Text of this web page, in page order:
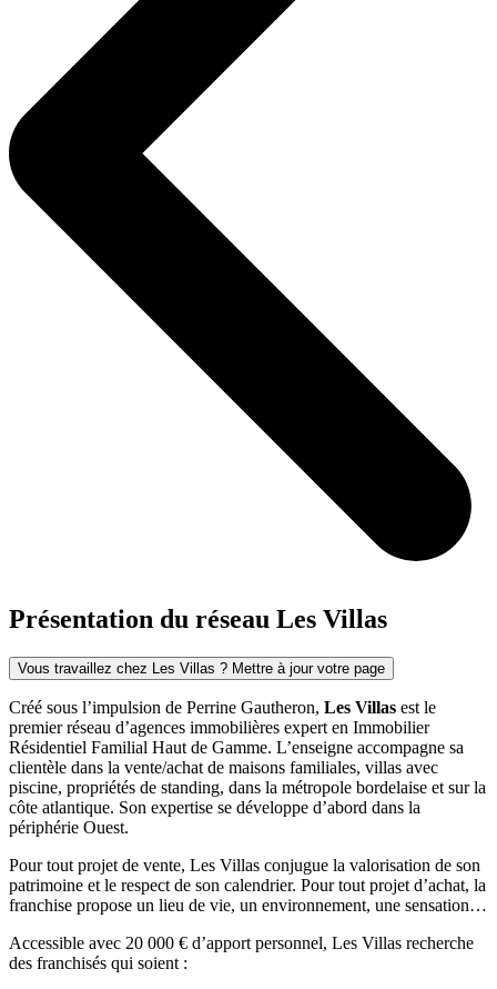
Présentation du réseau Les Villas
Vous travaillez chez Les Villas ? Mettre à jour votre page
Créé sous l’impulsion de Perrine Gautheron, Les Villas est le
premier réseau d’agences immobilières expert en Immobilier
Résidentiel Familial Haut de Gamme. L’enseigne accompagne sa
clientèle dans la vente/achat de maisons familiales, villas avec
piscine, propriétés de standing, dans la métropole bordelaise et sur la
côte atlantique. Son expertise se développe d’abord dans la
périphérie Ouest.
Pour tout projet de vente, Les Villas conjugue la valorisation de son
patrimoine et le respect de son calendrier. Pour tout projet d’achat, la
franchise propose un lieu de vie, un environnement, une sensation…
Accessible avec 20 000 € d’apport personnel, Les Villas recherche
des franchisés qui soient :